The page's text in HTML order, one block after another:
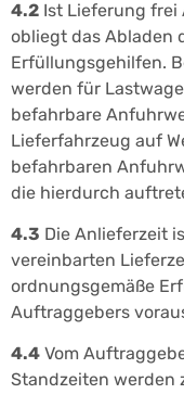
4.2 Ist Lieferung frei
obliegt das Abladen
Erfüllungsgehilfen.
werden für
befahrbare
Lieferfahrzeug auf
befahrbaren
die hierdurch
4.3 Die Anlieferzeit
vereinbarten
ordnungsgemäße
Auftraggebers
4.4 Vom
Standzeiten werden